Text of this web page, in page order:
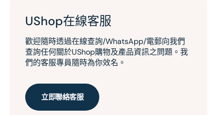
UShop在線客服
歡迎隨時透過在線查詢/WhatsApp/電郵向我們
查詢任何關於UShop購物及產品資訊之問題。我
們的客服專員隨時為你效名。
立即聯絡客服